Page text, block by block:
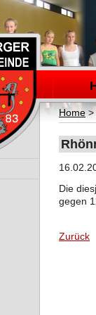
Home>
Die
gegen
Zurück